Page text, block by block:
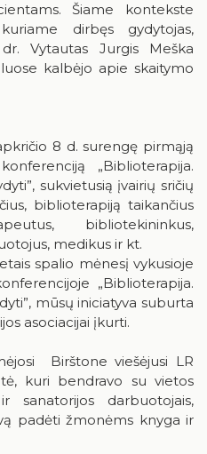
Šiame kontekste
dirbęs gydytojas,
Vytautas Jurgis Meška
kalbėjo apie skaitymo
8 d. surengę pirmąją
„Biblioterapija.
sukvietusią įvairių sričių
biblioterapiją taikančius
bibliotekininkus,
medikus ir kt.
spalio mėnesį vykusioje
„Biblioterapija.
mūsų iniciatyva suburta
asociacijai įkurti.
Birštone viešėjusi LR
kuri bendravo su vietos
sanatorijos darbuotojais,
padėti žmonėms knyga ir